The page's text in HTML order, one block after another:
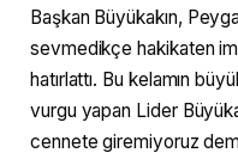
Başkan Büyükakın,
sevmedikçe hakikaten
hatırlattı. Bu kelamın
vurgu yapan Lider
cennete giremiyoruz